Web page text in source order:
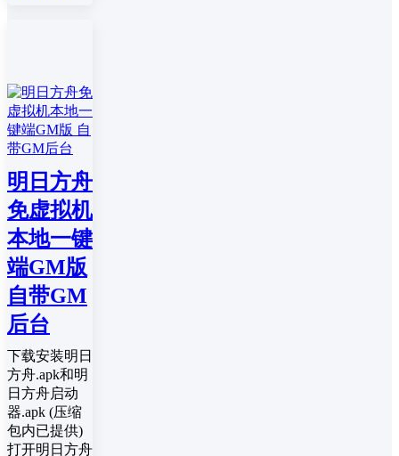
明日方舟
免虚拟机
本地一键
端GM版
自带GM
后台
下载安装明日
方舟.apk和明
日方舟启动
器.apk (压缩
包内已提供)
打开明日方舟